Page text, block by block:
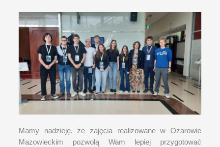
Mamy nadzieję, że zajęcia realizowane w Ożarowie
Mazowieckim pozwolą Wam lepiej przygotować